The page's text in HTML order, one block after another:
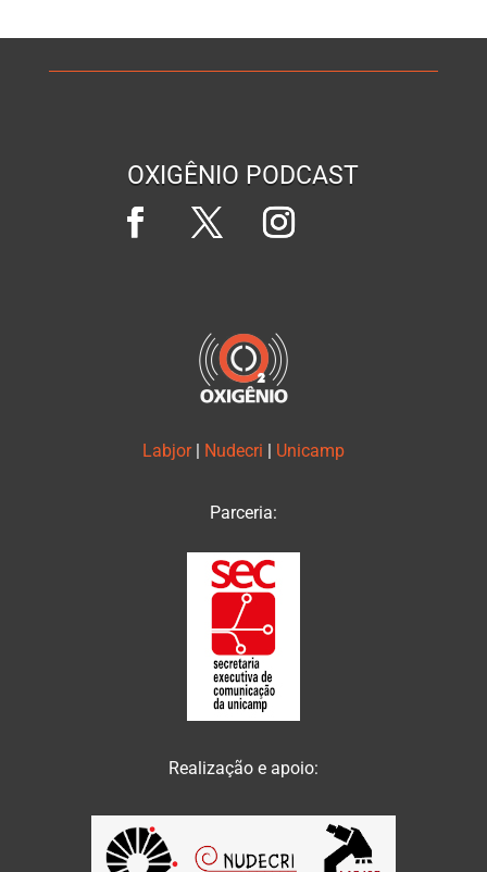
OXIGÊNIO PODCAST
Labjor Nudecri Unicamp
Parceria:
Realização e apoio: